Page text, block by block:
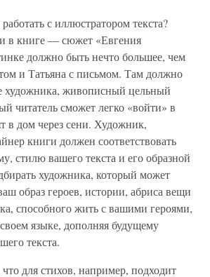
с иллюстратором текста?
в книге — сюжет «Евгения
должно быть нечто большее, чем
и Татьяна с письмом. Там должно
художника, живописный цельный
читатель сможет легко «войти» в
в дом через сени. Художник,
книги должен соответствовать
стилю вашего текста и его образной
художника, который может
образ героев, истории, абриса вещи
способного жить с вашими героями,
языке, дополняя будущему
текста.
для стихов, например, подходит